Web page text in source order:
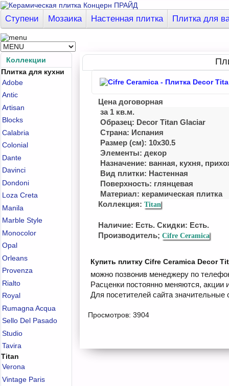
Ступени Мозаика Настенная плитка Плитка для
Коллекции
Плитка для кухни
Adobe
Antic
Artisan
Blocks
Calabria
Colonial
Dante
Davinci
Dondoni
Loza Creta
Manila
Marble Style
Monocolor
Opal
Orleans
Provenza
Rialto
Royal
Rumagna Acqua
Sello Del Pasado
Studio
Tavira
Titan
Verona
Vintage Paris
Цена договорная
за 1 кв.м.
Образец: Decor Titan Glaciar
Страна: Испания
Размер (см): 10x30.5
Элементы: декор
Назначение: ванная, куxня,
Вид плитки: Настенная
Поверхность: глянцевая
Материал: керамическая плитка
Коллекция: Titan
Наличие: Есть. Скидки: Есть.
Производитель; Cifre Ceramica
Купить плитку Cifre Ceramica Decor
можно позвонив менеджеру по
Расценки постоянно меняются, акции
Для посетителей сайта
Просмотров: 3904